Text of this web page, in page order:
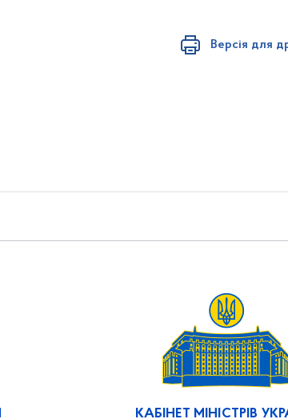
Версія для
КАБІНЕТ МІНІСТРІВ